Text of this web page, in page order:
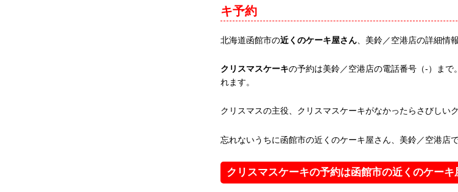
キ予約
北海道函館市の近くのケーキ屋さん 、美鈴／空港店の詳細情
クリスマスケーキの予約は美鈴／空港店の電話番号（-）まで
れます。
クリスマスの主役、クリスマスケーキがなかったらさびしい
忘れないうちに函館市の近くのケーキ屋さん、美鈴／空港店
クリスマスケーキの予約は函館市の近くのケーキ